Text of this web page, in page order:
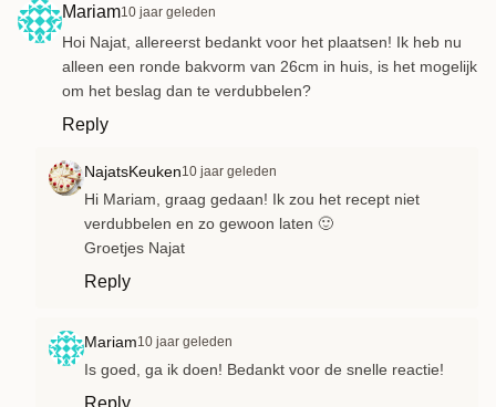
Mariam10 jaar geleden
Hoi Najat, allereerst bedankt voor het plaatsen! Ik heb nu
alleen een ronde bakvorm van 26cm in huis, is het mogelijk
om het beslag dan te verdubbelen?
Reply
NajatsKeuken10 jaar geleden
Hi Mariam, graag gedaan! Ik zou het recept niet
verdubbelen en zo gewoon laten 🙂
Groetjes Najat
Reply
Mariam10 jaar geleden
Is goed, ga ik doen! Bedankt voor de snelle reactie!
Reply